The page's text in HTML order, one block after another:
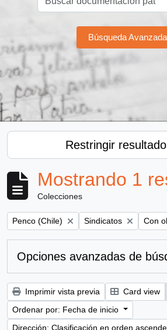
Búsqueda
Restringir
Mostrando 1
Colecciones
Remove filter:
Penco (Chile) Remove filter:
Sindicatos Con
Opciones avanzadas de
Imprimir vista previa Card view
Ordenar por: Fecha de inicio
Dirección: Clasificación en orden